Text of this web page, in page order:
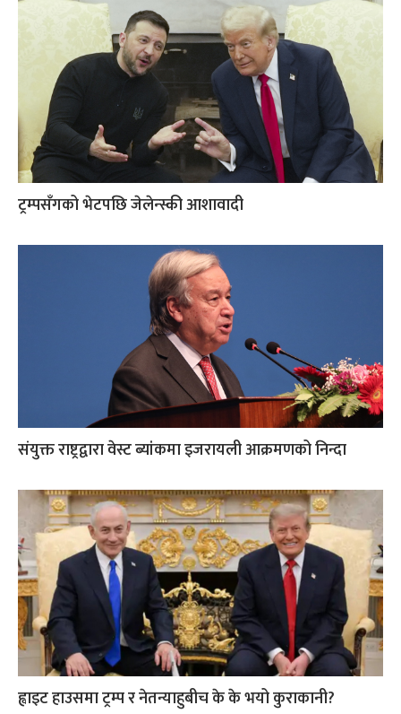
ट्रम्पसँगको भेटपछि जेलेन्स्की आशावादी
संयुक्त राष्ट्रद्वारा वेस्ट ब्यांकमा इजरायली आक्रमणको निन्दा
ह्वाइट हाउसमा ट्रम्प र नेतन्याहुबीच के के भयो कुराकानी?